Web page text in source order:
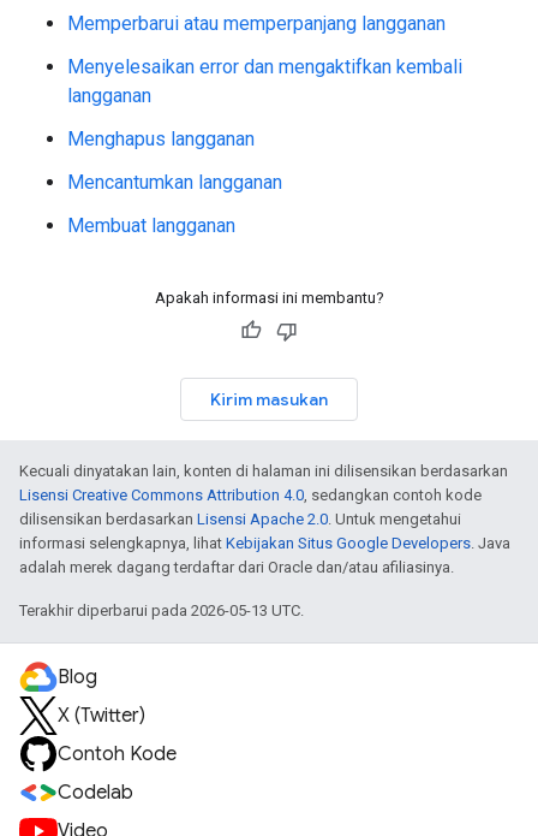
Memperbarui atau memperpanjang langganan
Menyelesaikan error dan mengaktifkan kembali
langganan
Menghapus langganan
Mencantumkan langganan
Membuat langganan
Apakah informasi ini membantu?
Kirim masukan
Kecuali dinyatakan lain, konten di halaman ini dilisensikan berdasarkan
Lisensi Creative Commons Attribution 4.0, sedangkan contoh kode
dilisensikan berdasarkan Lisensi Apache 2.0. Untuk mengetahui
informasi selengkapnya, lihat Kebijakan Situs Google Developers. Java
adalah merek dagang terdaftar dari Oracle dan/atau afiliasinya.
Terakhir diperbarui pada 2026-05-13 UTC.
Blog
X (Twitter)
Contoh Kode
Codelab
Video